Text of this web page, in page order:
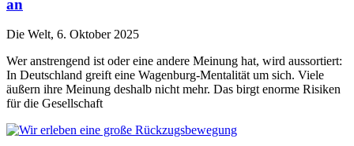
an
Die Welt, 6. Oktober 2025
Wer anstrengend ist oder eine andere Meinung hat, wird aussortiert:
In Deutschland greift eine Wagenburg-Mentalität um sich. Viele
äußern ihre Meinung deshalb nicht mehr. Das birgt enorme Risiken
für die Gesellschaft